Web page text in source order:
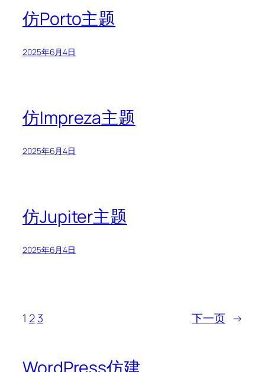
仿Porto主题
2025年6月4日
仿Impreza主题
2025年6月4日
仿Jupiter主题
2025年6月4日
1 2 3 下一页 →